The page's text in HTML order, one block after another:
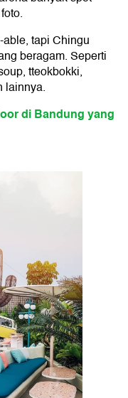
tapi Chingu
beragam. Seperti
tteokbokki,
lainnya.
di Bandung yang